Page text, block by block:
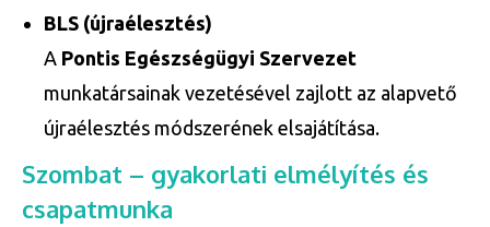
BLS (újraélesztés)
A Pontis Egészségügyi Szervezet
munkatársainak vezetésével zajlott az alapvető
újraélesztés módszerének elsajátítása.
Szombat – gyakorlati elmélyítés és
csapatmunka